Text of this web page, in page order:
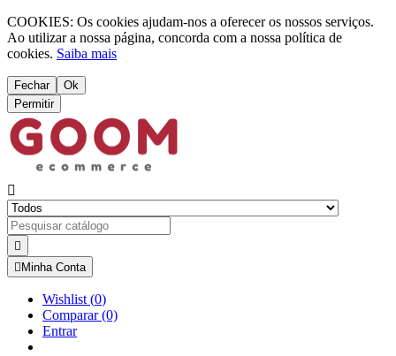
COOKIES: Os cookies ajudam-nos a oferecer os nossos serviços.
Ao utilizar a nossa página, concorda com a nossa política de
cookies. Saiba mais
Fechar
Ok
Permitir


 Minha Conta
Wishlist (0)
Comparar(0)
Entrar